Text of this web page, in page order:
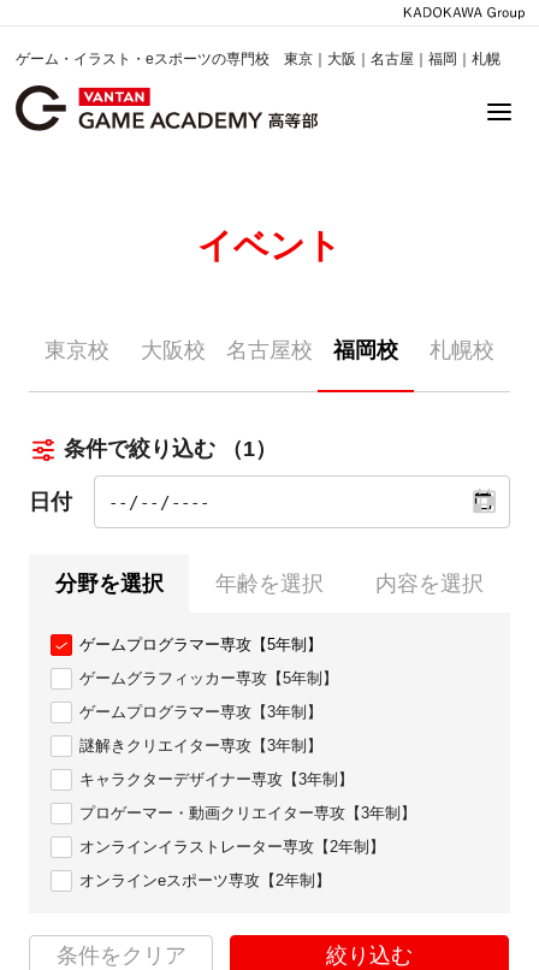
ゲーム・イラスト・eスポーツの専門校 東京｜大阪｜名古屋｜福岡｜札幌
イベント
東京校 大阪校 名古屋校 福岡校 札幌校
条件で絞り込む （1）
日付
分野を選択 年齢を選択 内容を選択
ゲームプログラマー専攻【5年制】
ゲームグラフィッカー専攻【5年制】
ゲームプログラマー専攻【3年制】
謎解きクリエイター専攻【3年制】
キャラクターデザイナー専攻【3年制】
プロゲーマー・動画クリエイター専攻【3年制】
オンラインイラストレーター専攻【2年制】
オンラインeスポーツ専攻【2年制】
条件をクリア 絞り込む